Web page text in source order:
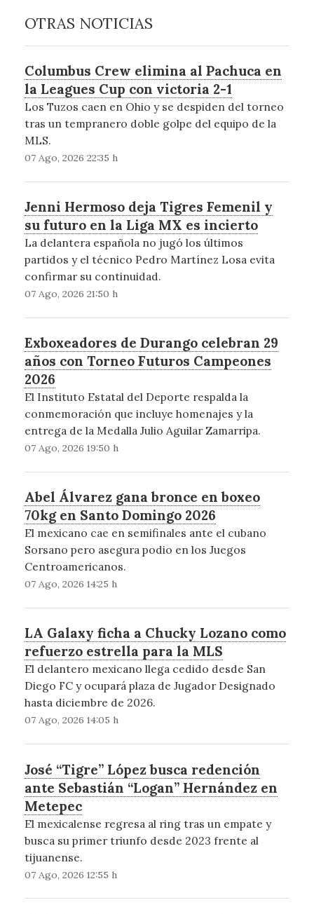
OTRAS NOTICIAS
Columbus Crew elimina al Pachuca en
la Leagues Cup con victoria 2-1
Los Tuzos caen en Ohio y se despiden del torneo
tras un tempranero doble golpe del equipo de la
MLS.
07 Ago, 2026 22:35 h
Jenni Hermoso deja Tigres Femenil y
su futuro en la Liga MX es incierto
La delantera española no jugó los últimos
partidos y el técnico Pedro Martínez Losa evita
confirmar su continuidad.
07 Ago, 2026 21:50 h
Exboxeadores de Durango celebran 29
años con Torneo Futuros Campeones
2026
El Instituto Estatal del Deporte respalda la
conmemoración que incluye homenajes y la
entrega de la Medalla Julio Aguilar Zamarripa.
07 Ago, 2026 19:50 h
Abel Álvarez gana bronce en boxeo
70kg en Santo Domingo 2026
El mexicano cae en semifinales ante el cubano
Sorsano pero asegura podio en los Juegos
Centroamericanos.
07 Ago, 2026 14:25 h
LA Galaxy ficha a Chucky Lozano como
refuerzo estrella para la MLS
El delantero mexicano llega cedido desde San
Diego FC y ocupará plaza de Jugador Designado
hasta diciembre de 2026.
07 Ago, 2026 14:05 h
José “Tigre” López busca redención
ante Sebastián “Logan” Hernández en
Metepec
El mexicalense regresa al ring tras un empate y
busca su primer triunfo desde 2023 frente al
tijuanense.
07 Ago, 2026 12:55 h